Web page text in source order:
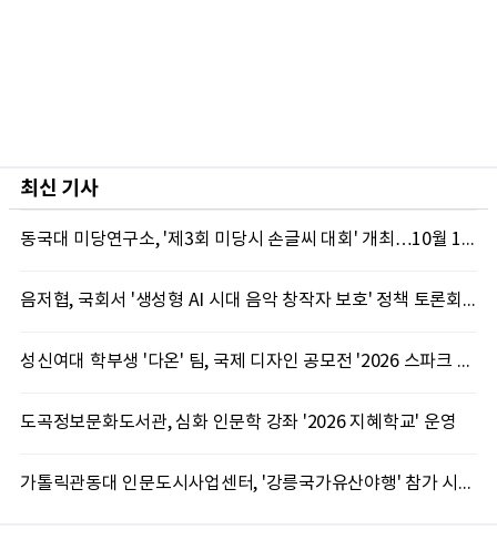
최신 기사
동국대 미당연구소, '제3회 미당시 손글씨 대회' 개최…10월 12일까지 접수
음저협, 국회서 '생성형 AI 시대 음악 창작자 보호' 정책 토론회 10일 개최
성신여대 학부생 '다온' 팀, 국제 디자인 공모전 '2026 스파크 어워드' 동상 수상
도곡정보문화도서관, 심화 인문학 강좌 '2026 지혜학교' 운영
가톨릭관동대 인문도시사업센터, '강릉국가유산야행' 참가 시민 15명 모집